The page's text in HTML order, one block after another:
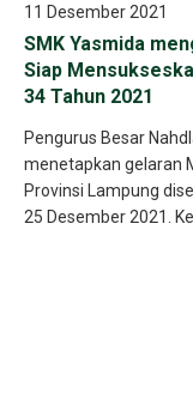
11 Desember 2021
SMK Yasmida
Siap
34 Tahun 2021
Pengurus Besar
menetapkan gelaran
Provinsi Lampung
25 Desember 2021.